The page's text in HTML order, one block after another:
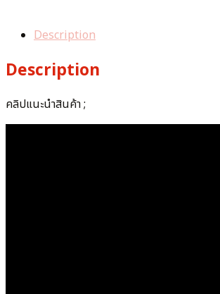
Description
Description
คลิปแนะนำสินค้า ;